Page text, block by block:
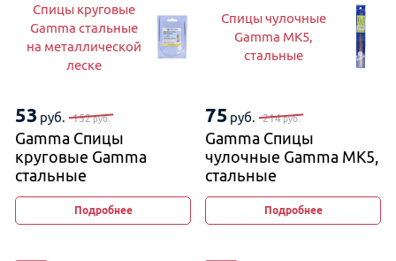
Спицы круговые
Gamma стальные
на металлической
леске
53 руб. 152руб.
Gamma Спицы
круговые Gamma
стальные
на металлической
Подробнее
Спицы чулочные
Gamma MK5,
стальные
75 руб. 214руб.
Gamma Спицы
чулочные Gamma MK5,
стальные
Подробнее